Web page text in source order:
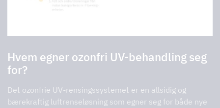
Hvem egner ozonfri UV-behandling seg
for?
Det ozonfrie UV-rensingssystemet er en allsidig og
bærekraftig luftrenseløsning som egner seg for både nye